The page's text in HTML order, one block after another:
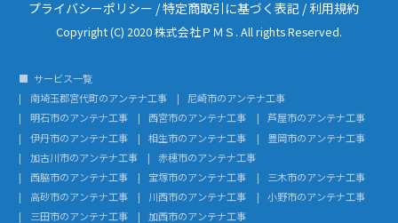
プライバシーポリシー /特定商取引に基づく表記 /利用規約
Copyright (C) 2020 株式会社ＰＭＳ. All rights Reserved.
サービス一覧
南埼玉郡宮代町のアンテナ工事
尼崎市のアンテナ工事
明石市のアンテナ工事
西宮市のアンテナ工事
芦屋市のアンテナ工事
伊丹市のアンテナ工事
相生市のアンテナ工事
豊岡市のアンテナ工事
加古川市のアンテナ工事
赤穂市のアンテナ工事
西脇市のアンテナ工事
宝塚市のアンテナ工事
三木市のアンテナ工事
高砂市のアンテナ工事
川西市のアンテナ工事
小野市のアンテナ工事
三田市のアンテナ工事
加西市のアンテナ工事